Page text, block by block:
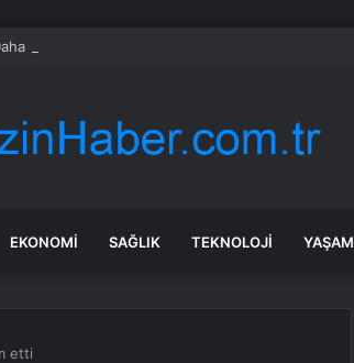
Fazla Renk Görür? Tetrakromasi Nedir?
EKONOMI SAĞLIK TEKNOLOJI YAŞAM
etti